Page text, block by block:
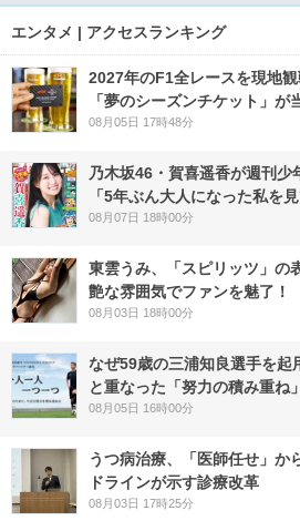
エンタメ | アクセスランキング
2027年のF1全レースを現地
「夢のシーズンチケット」が
08月05日 17時48分
乃木坂46・賀喜遥香が週刊少
「5年ぶん大人になった私を
08月07日 18時00分
東雲うみ、「スピリッツ」の
艶な雰囲気でファンを魅了！
08月03日 18時00分
なぜ59歳の三浦知良選手を
と重なった「努力の積み重ね」
08月05日 16時00分
うつ病治療、「医師任せ」
ドラインが示す診療改革
08月03日 17時25分